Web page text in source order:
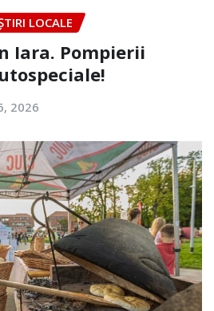
LOCALE
Iara. Pompierii
2026